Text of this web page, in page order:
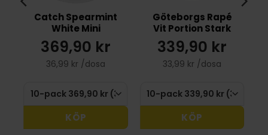
Catch Spearmint
White Mini
369,90 kr
36,99 kr /dosa
KÖP
Göteborgs Rapé
Vit Portion Stark
339,90 kr
33,99 kr /dosa
KÖP